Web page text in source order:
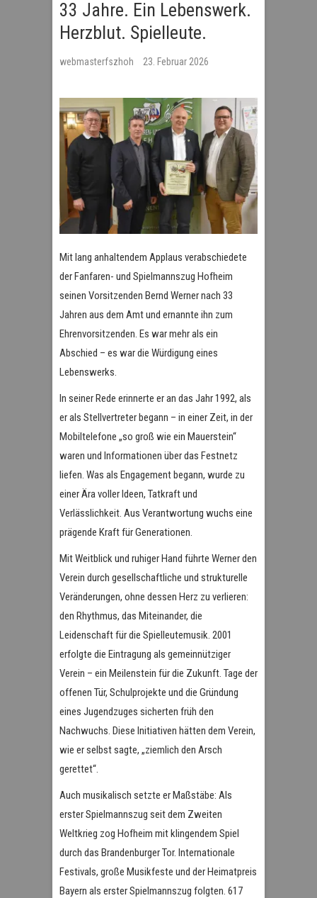
33 Jahre. Ein Lebenswerk.
Herzblut. Spielleute.
webmasterfszhoh 23. Februar 2026
Mit lang anhaltendem Applaus verabschiedete
der Fanfaren- und Spielmannszug Hofheim
seinen Vorsitzenden Bernd Werner nach 33
Jahren aus dem Amt und ernannte ihn zum
Ehrenvorsitzenden. Es war mehr als ein
Abschied – es war die Würdigung eines
Lebenswerks.
In seiner Rede erinnerte er an das Jahr 1992, als
er als Stellvertreter begann – in einer Zeit, in der
Mobiltelefone „so groß wie ein Mauerstein“
waren und Informationen über das Festnetz
liefen. Was als Engagement begann, wurde zu
einer Ära voller Ideen, Tatkraft und
Verlässlichkeit. Aus Verantwortung wuchs eine
prägende Kraft für Generationen.
Mit Weitblick und ruhiger Hand führte Werner den
Verein durch gesellschaftliche und strukturelle
Veränderungen, ohne dessen Herz zu verlieren:
den Rhythmus, das Miteinander, die
Leidenschaft für die Spielleutemusik. 2001
erfolgte die Eintragung als gemeinnütziger
Verein – ein Meilenstein für die Zukunft. Tage der
offenen Tür, Schulprojekte und die Gründung
eines Jugendzuges sicherten früh den
Nachwuchs. Diese Initiativen hätten dem Verein,
wie er selbst sagte, „ziemlich den Arsch
gerettet“.
Auch musikalisch setzte er Maßstäbe: Als
erster Spielmannszug seit dem Zweiten
Weltkrieg zog Hofheim mit klingendem Spiel
durch das Brandenburger Tor. Internationale
Festivals, große Musikfeste und der Heimatpreis
Bayern als erster Spielmannszug folgten. 617